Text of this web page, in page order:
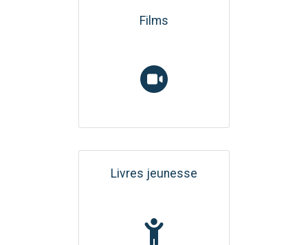
Films
Livres jeunesse